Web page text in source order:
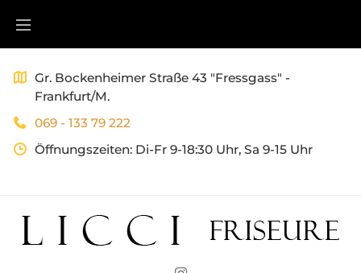
Gr. Bockenheimer Straße 43 "Fressgass" -
Frankfurt/M.
069 - 133 79 222
Öffnungszeiten: Di-Fr 9-18:30 Uhr, Sa 9-15 Uhr